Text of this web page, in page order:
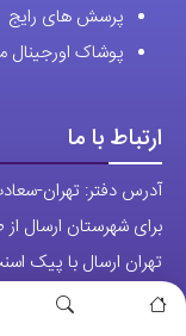
پرسش های رایج
پوشاک اورجینال
ارتباط با ما
آدرس دفتر: تهران-سعادت
برای شهرستان ارسال
تهران ارسال با پیک
راه های ارتباطی